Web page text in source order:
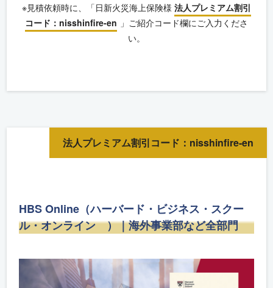
※見積依頼時に、「日新火災海上保険様 法人プレミアム割引
コード：nisshinfire-en 」ご紹介コード欄にご入力くださ
い。
法人プレミアム割引コード：nisshinfire-en
HBS Online（ハーバード・ビジネス・スクー
ル・オンライン ）｜海外事業部など全部門